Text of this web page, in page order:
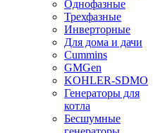
Однофазные
Трехфазные
Инверторные
Для дома и дачи
Cummins
GMGen
KOHLER-SDMO
Генераторы для
котла
Бесшумные